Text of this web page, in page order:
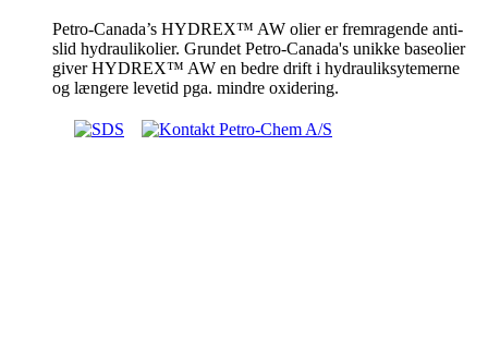
Petro-Canada’s HYDREX™ AW olier er fremragende anti-
slid hydraulikolier. Grundet Petro-Canada's unikke baseolier
giver HYDREX™ AW en bedre drift i hydrauliksytemerne
og længere levetid pga. mindre oxidering.